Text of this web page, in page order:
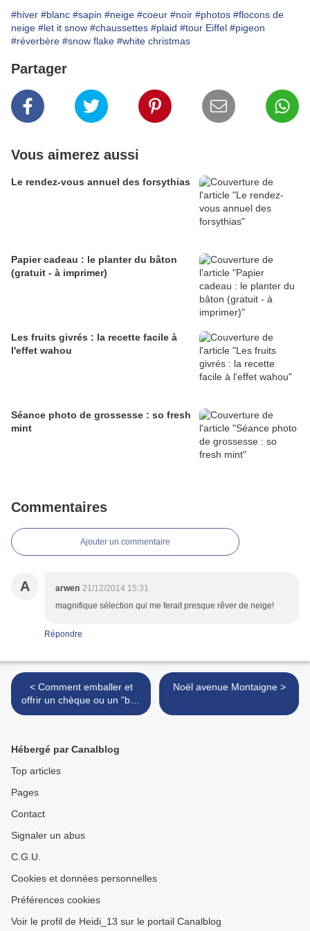
#hiver #blanc #sapin #neige #coeur #noir #photos #flocons de
neige #let it snow #chaussettes #plaid #tour Eiffel #pigeon
#réverbère #snow flake #white christmas
Partager
Vous aimerez aussi
Le rendez-vous annuel des forsythias
Papier cadeau : le planter du bâton
(gratuit - à imprimer)
Les fruits givrés : la recette facile à
l'effet wahou
Séance photo de grossesse : so fresh
mint
Commentaires
Ajouter un commentaire
A arwen 21/12/2014 15:31
magnifique sélection qui me ferait presque rêver de neige!
Répondre
< Comment emballer et
offrir un chèque ou un "bon
pour" ?
Noël avenue Montaigne >
Hébergé par Canalblog
Top articles
Pages
Contact
Signaler un abus
C.G.U.
Cookies et données personnelles
Préférences cookies
Voir le profil de Heidi_13 sur le portail Canalblog